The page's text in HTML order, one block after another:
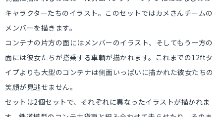
キャラクターたちのイラスト。このセットではカメさんチームの
メンバーを描きます。
コンテナの片方の面にはメンバーのイラスト、そしてもう一方の
面には彼女たちが搭乗する車輌が描かれます。これまでの12ftタ
イプよりも大型のコンテナは側面いっぱいに描かれた彼女たちの
笑顔が見逃せません。
セットは2個セットで、それぞれに異なったイラストが描かれま